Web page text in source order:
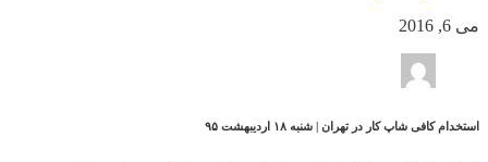
می 6, 2016
استخدام کافی شاپ کار در تهران | شنبه ۱۸ اردیبهشت ۹۵